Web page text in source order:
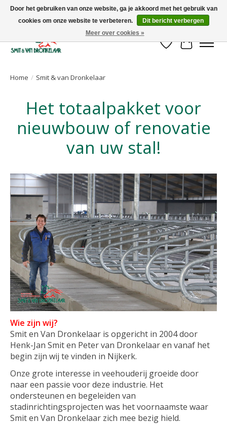
Uw leverancier voor stalinrichtingen en het opruwen van betonvloeren!
Verlanglijst
Home / Smit & van Dronkelaar
Het totaalpakket voor
nieuwbouw of renovatie
van uw stal!
Wie zijn wij?
Smit en Van Dronkelaar is opgericht in 2004 door
Henk-Jan Smit en Peter van Dronkelaar en vanaf het
begin zijn wij te vinden in Nijkerk.
Onze grote interesse in veehouderij groeide door
naar een passie voor deze industrie. Het
ondersteunen en begeleiden van
stadinrichtingsprojecten was het voornaamste waar
Smit en Van Dronkelaar zich mee bezig hield.
Door het gebruiken van onze website, ga je akkoord met het gebruik van
cookies om onze website te verbeteren.
Dit bericht verbergen
Meer over cookies »